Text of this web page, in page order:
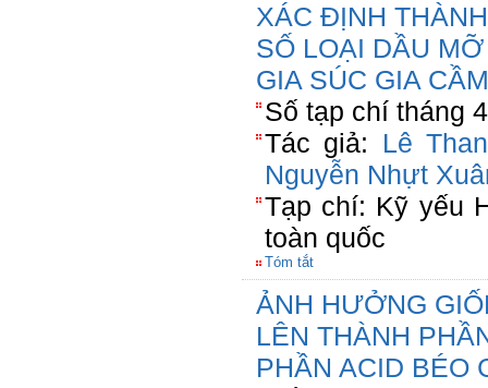
XÁC ĐỊNH
SỐ LOẠI DẦU
GIA SÚC GIA CẦM
Số tạp chí tháng
Tác giả: Lê
Nguyễn Nhựt
Tạp chí: Kỹ yếu
toàn quốc
Tóm tắt
ẢNH HƯỞNG
LÊN THÀNH
PHẦN ACID BÉO